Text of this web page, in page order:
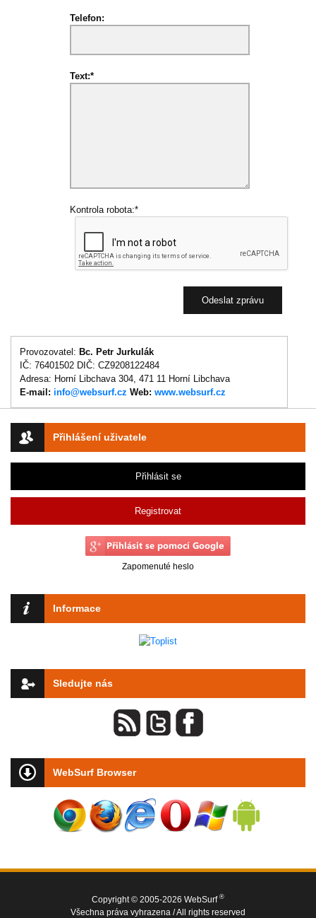
Přihlášení uživatele
Přihlásit se
Registrovat
Zapomenuté heslo
Informace
Sledujte nás
WebSurf Browser
Telefon:
Text:*
Kontrola robota:*
Provozovatel: Bc. Petr Jurkulák
IČ: 76401502 DIČ: CZ9208122484
Adresa: Horní Libchava 304, 471 11 Horní Libchava
E-mail: info@websurf.cz Web: www.websurf.cz
Copyright © 2005-2026 WebSurf ®
Všechna práva vyhrazena / All rights reserved